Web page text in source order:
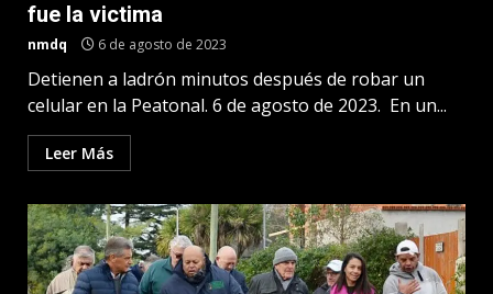
fue la victima
nmdq 6 de agosto de 2023
Detienen a ladrón minutos después de robar un
celular en la Peatonal. 6 de agosto de 2023. En un...
Leer Más